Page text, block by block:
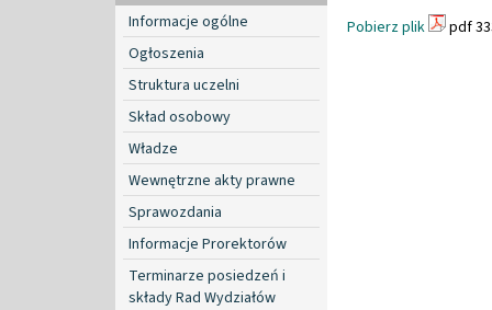
Informacje ogólne
Ogłoszenia
Struktura uczelni
Skład osobowy
Władze
Wewnętrzne akty prawne
Sprawozdania
Informacje Prorektorów
Terminarze posiedzeń i
składy Rad Wydziałów
Pobierz plik pdf